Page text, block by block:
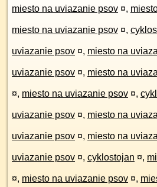
miesto na uviazanie psov ¤,
miesto na uviazanie psov ¤,
uviazanie psov ¤, miesto na
uviazanie psov ¤, miesto na
¤, miesto na uviazanie psov ¤,
uviazanie psov ¤, miesto na
uviazanie psov ¤, miesto na
uviazanie psov ¤, cyklostojan ¤,
¤, miesto na uviazanie psov ¤,